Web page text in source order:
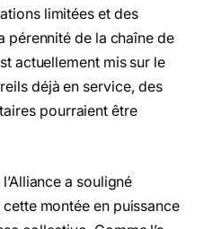
limitées et des
pérennité de la chaîne de
actuellement mis sur le
déjà en service, des
pourraient être
a souligné
montée en puissance